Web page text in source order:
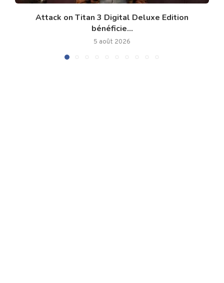
Attack on Titan 3 Digital Deluxe Edition
bénéficie...
5 août 2026